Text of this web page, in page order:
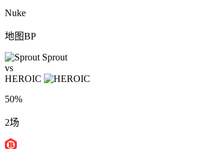
Nuke
地图BP
Sprout
vs
HEROIC
50%
2场